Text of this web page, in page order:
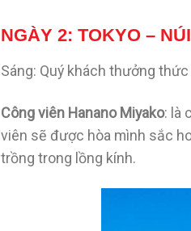
NGÀY 2: TOKYO –
Sáng: Quý khách thưởng
Công viên Hanano Miyako: là
viên sẽ được hòa mình sắc
trồng trong lồng kính.